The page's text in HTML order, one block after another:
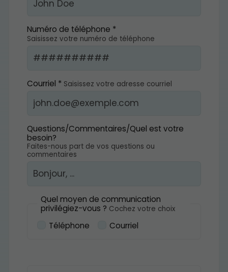
Numéro de téléphone *
Saisissez votre numéro de téléphone
Courriel * Saisissez votre adresse courriel
Questions/Commentaires/Quel est votre
besoin?
Faites-nous part de vos questions ou
commentaires
Quel moyen de communication
privilégiez-vous ? Cochez votre choix
Téléphone Courriel